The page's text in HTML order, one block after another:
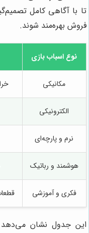
تا با آگاهی کامل
فروش بهره‌مند شوند.
نوع اسباب بازی
مکانیکی
الکترونیکی
نرم و پارچه‌ای
هوشمند و رباتیک
فکری و آموزشی
این جدول نشان می‌دهد